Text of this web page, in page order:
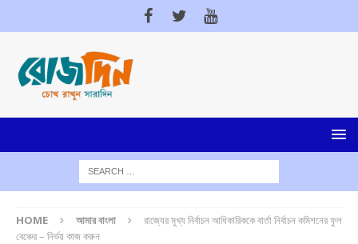
HOME আমার বাংলা
রাজ্যের মুখ্য নির্বাচন আধিকারিককে বার্তা নির্বাচন কমিশনের ফুল
বেঞ্চের – নির্ভয় কাজ করুন